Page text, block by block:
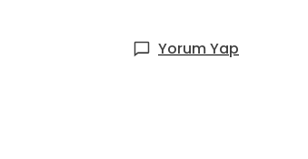
Yorum Yap